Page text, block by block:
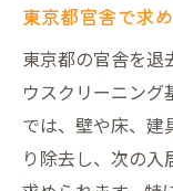
東京都官舎で求
東京都の官舎を退
ウスクリーニング
では、壁や床、建
り除去し、次の